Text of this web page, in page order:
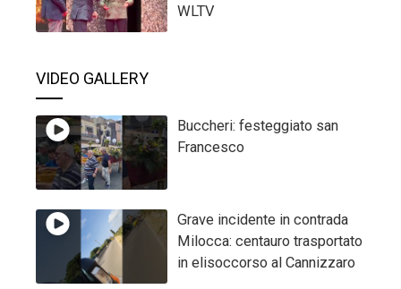
WLTV
VIDEO GALLERY
Buccheri: festeggiato san
Francesco
Grave incidente in contrada
Milocca: centauro trasportato
in elisoccorso al Cannizzaro